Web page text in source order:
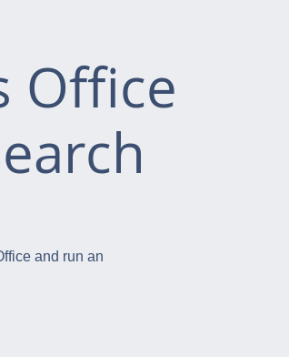
Office
and run an